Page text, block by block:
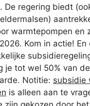
De regering biedt
warmtepompen en
Kom in actie! En
je tot wel 50% van de
Notitie: subsidie
is alleen aan te